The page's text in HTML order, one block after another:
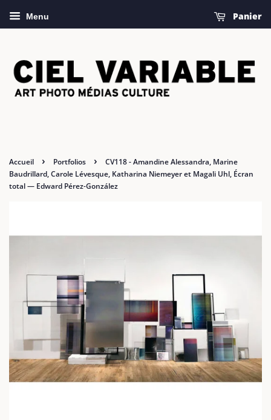
Menu Panier
Accueil › Portfolios ›
CV118 - Amandine Alessandra, Marine
Baudrillard, Carole Lévesque, Katharina Niemeyer et Magali Uhl, Écran
total — Edward Pérez­-González